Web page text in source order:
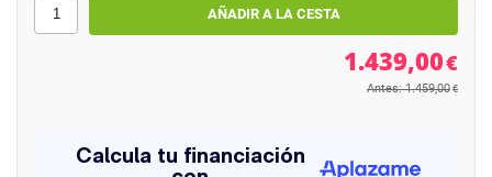
1.439,00€
Antes: 1.459,00 €